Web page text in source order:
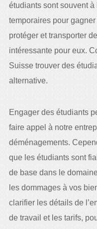
étudiants sont souvent à
temporaires pour
protéger et transporter
intéressante pour eux.
Suisse trouver des
alternative.
Engager des étudiants
faire appel à notre
déménagements.
que les étudiants sont
de base dans le
les dommages à vos
clarifier les détails de
de travail et les tarifs,